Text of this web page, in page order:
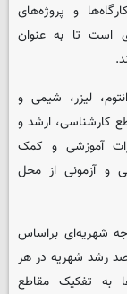
و پروژه‌های
است تا به عنوان
لیزر، شیمی و
کارشناسی، ارشد و
آموزشی و کمک
و آزمونی از محل
شهریه‌ای براساس
رشد شهریه در هر
به تفکیک مقاطع